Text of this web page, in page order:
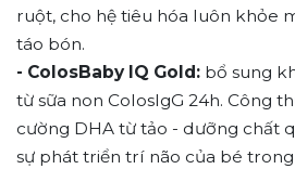
ruột, cho hệ tiêu hóa luôn khỏe
táo bón.
- ColosBaby IQ Gold: bổ sung
từ sữa non ColosIgG 24h. Công
cường DHA từ tảo - dưỡng chất
sự phát triển trí não của bé